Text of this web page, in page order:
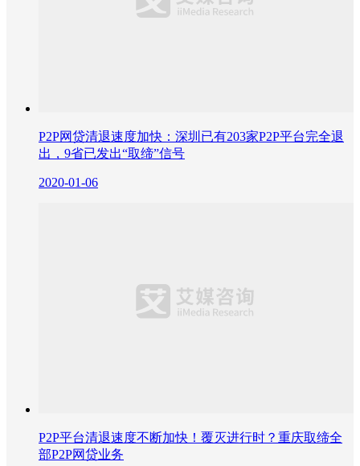
P2P网贷清退速度加快：深圳已有203家P2P平台完全退
出，9省已发出“取缔”信号
2020-01-06
P2P平台清退速度不断加快！覆灭进行时？重庆取缔全
部P2P网贷业务